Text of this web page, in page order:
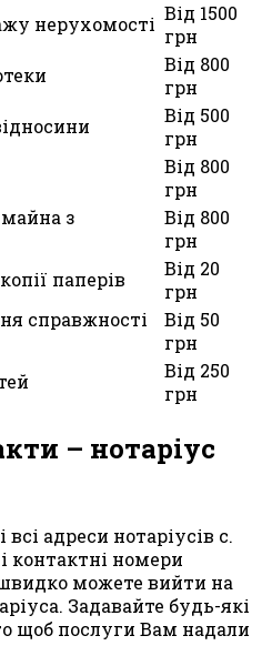
нерухомості Від 1500
грн
Від 800
грн
Від 500
грн
Від 800
грн
з
Від 800
грн
паперів
Від 20
грн
справжності
Від 50
грн
Від 250
грн
– нотаріус
адреси нотаріусів с.
контактні номери
можете вийти на
Задавайте будь-які
щоб послуги Вам надали